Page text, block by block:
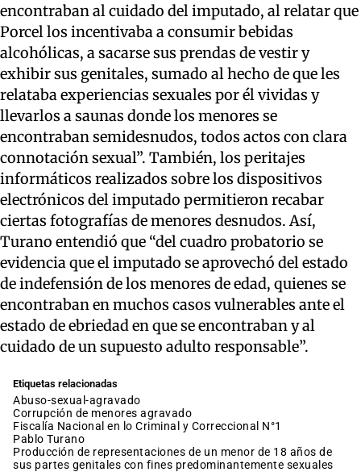
encontraban al cuidado del imputado, al relatar que
Porcel los incentivaba a consumir bebidas
alcohólicas, a sacarse sus prendas de vestir y
exhibir sus genitales, sumado al hecho de que les
relataba experiencias sexuales por él vividas y
llevarlos a saunas donde los menores se
encontraban semidesnudos, todos actos con clara
connotación sexual”. También, los peritajes
informáticos realizados sobre los dispositivos
electrónicos del imputado permitieron recabar
ciertas fotografías de menores desnudos. Así,
Turano entendió que “del cuadro probatorio se
evidencia que el imputado se aprovechó del estado
de indefensión de los menores de edad, quienes se
encontraban en muchos casos vulnerables ante el
estado de ebriedad en que se encontraban y al
cuidado de un supuesto adulto responsable”.
Etiquetas relacionadas
abuso-sexual-agravado
corrupción de menores agravado
Fiscalía Nacional en lo Criminal y Correccional N°1
Pablo Turano
producción de representaciones de un menor de 18 años de
sus partes genitales con fines predominantemente sexuales